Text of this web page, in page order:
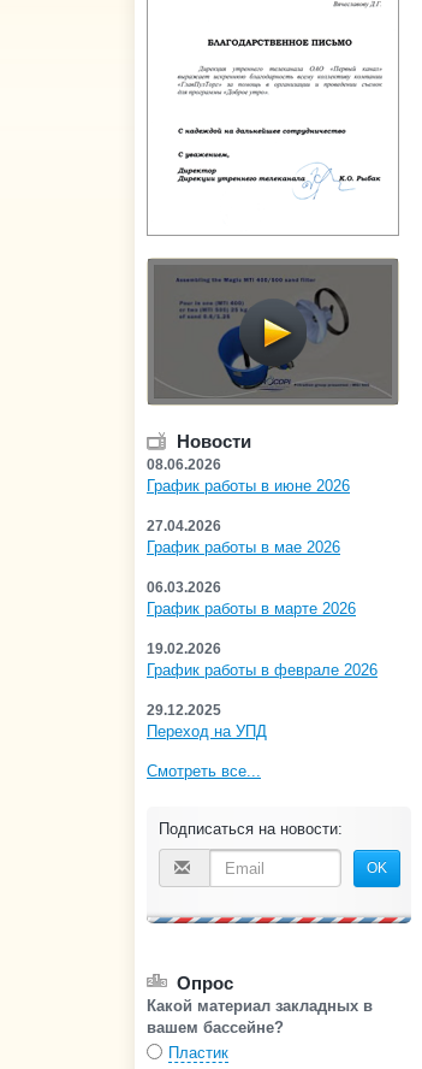
Новости
08.06.2026
График работы в июне 2026
27.04.2026
График работы в мае 2026
06.03.2026
График работы в марте 2026
19.02.2026
График работы в феврале 2026
29.12.2025
Переход на УПД
Смотреть все...
Подписаться на новости:
OK
Опрос
Какой материал закладных в
вашем бассейне?
Пластик